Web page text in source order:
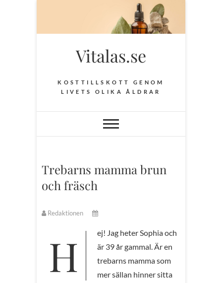
innehåll
Vitalas.se
KOSTTILLSKOTT GENOM
LIVETS OLIKA ÅLDRAR
Trebarns mamma brun
och fräsch
Redaktionen
Hej! Jag heter Sophia och
är 39 år gammal. Är en
trebarns mamma som
mer sällan hinner sitta